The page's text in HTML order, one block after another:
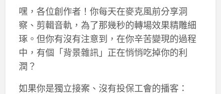
嘿，各位創作者！你每天在麥克風前分享洞
察、剪輯音軌，為了那幾秒的轉場效果精雕細
琢。但你有沒有注意到，在你辛苦變現的過程
中，有個「背景雜訊」正在悄悄吃掉你的利
潤？
如果你是獨立接案、沒有投保工會的播客：